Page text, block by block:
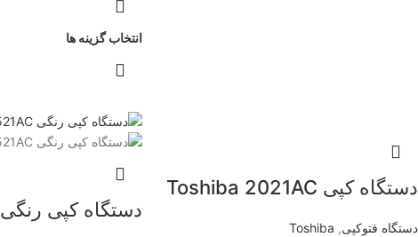
انتخاب گزینه ها
دستگاه کپی Toshiba 2021AC
دستگاه فتوکپی,
Toshiba
دستگاه کپی رنگی 2521AC